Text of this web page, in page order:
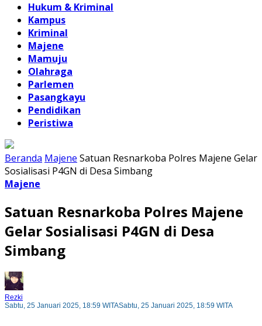
Hukum & Kriminal
Kampus
Kriminal
Majene
Mamuju
Olahraga
Parlemen
Pasangkayu
Pendidikan
Peristiwa
Beranda Majene Satuan Resnarkoba Polres Majene Gelar
Sosialisasi P4GN di Desa Simbang
Majene
Satuan Resnarkoba Polres Majene
Gelar Sosialisasi P4GN di Desa
Simbang
Rezki
Sabtu, 25 Januari 2025, 18:59 WITASabtu, 25 Januari 2025, 18:59 WITA